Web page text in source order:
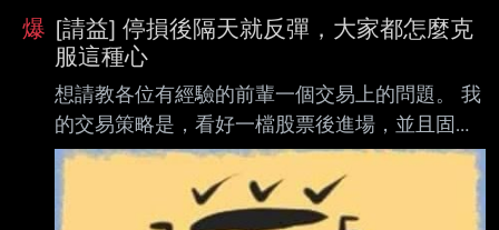
且房子登記在姐姐名下,原本說好由我們付頭期
款,交屋後再由姐姐向銀行貸款 目前已繳60萬頭
期(我們已付50萬,她姐10萬),好像還有30萬要繳
但現在她姐姐說薪水不高,不想貸款了,要麻我們
把房子接走,不然錢就打水漂,反正他只有付款10
萬,他捐失比較小. 但重點我們根本不想接這房子,
因為接了反而我們要去貸款,壓力太大了.(我們已
爆 [請益] 停損後隔天就反彈，大家都怎麼克
服這種心
想請教各位有經驗的前輩一個交易上的問題。 我
的交易策略是，看好一檔股票後進場，並且固定
設 5% 停損。 但最近遇到一個很困擾的情況，就
是很多股票在跌到停損價時，我都照紀律停損出
場了，結果隔天卻常常反彈，甚至又回到停損價